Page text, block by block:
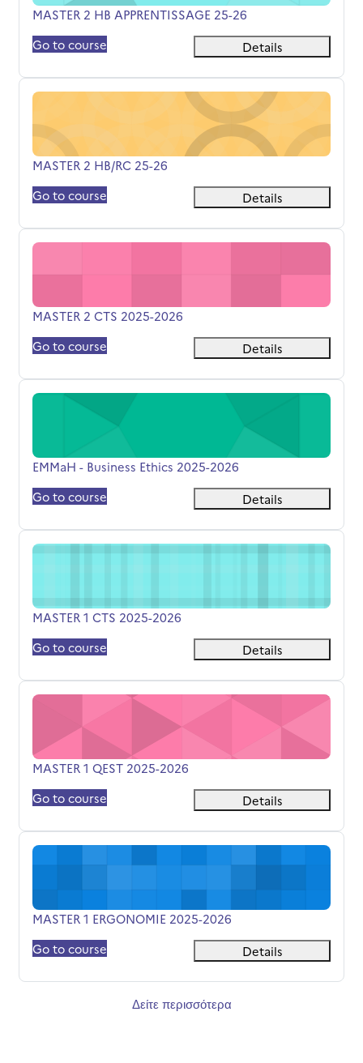
Όνομα μαθήματος
MASTER 2 HB APPRENTISSAGE 25-26
Go to course
Details
MASTER 2 HB/RC 25-26
Όνομα μαθήματος
MASTER 2 HB/RC 25-26
Go to course
Details
MASTER 2 CTS 2025-2026
Όνομα μαθήματος
MASTER 2 CTS 2025-2026
Go to course
Details
EMMaH - Business Ethics 2025-2026
Όνομα μαθήματος
EMMaH - Business Ethics 2025-2026
Go to course
Details
MASTER 1 CTS 2025-2026
Όνομα μαθήματος
MASTER 1 CTS 2025-2026
Go to course
Details
MASTER 1 QEST 2025-2026
Όνομα μαθήματος
MASTER 1 QEST 2025-2026
Go to course
Details
MASTER 1 ERGONOMIE 2025-2026
Όνομα μαθήματος
MASTER 1 ERGONOMIE 2025-2026
Go to course
Details
Δείτε περισσότερα